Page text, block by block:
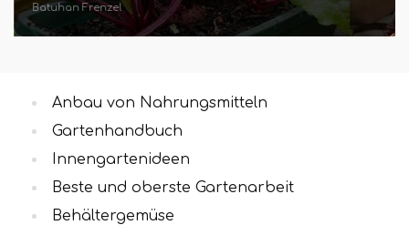
Batuhan Frenzel
Anbau von Nahrungsmitteln
Gartenhandbuch
Innengartenideen
Beste und oberste Gartenarbeit
Behältergemüse